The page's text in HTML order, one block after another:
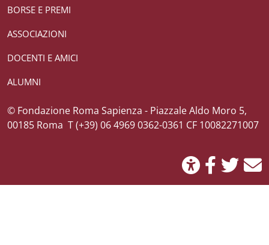
BORSE E PREMI
ASSOCIAZIONI
DOCENTI E AMICI
ALUMNI
Credits
© Fondazione Roma Sapienza - Piazzale Aldo Moro 5,
00185 Roma T (+39) 06 4969 0362-0361 CF 10082271007